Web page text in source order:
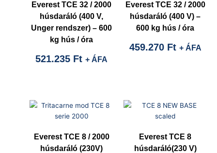
Everest TCE 32 / 2000
húsdaráló (400 V,
Unger rendszer) – 600
kg hús / óra
521.235 Ft + ÁFA
Everest TCE 32 / 2000
húsdaráló (400 V) –
600 kg hús / óra
459.270 Ft + ÁFA
Everest TCE 8 / 2000
húsdaráló (230V)
Everest TCE 8
húsdaráló(230 V)